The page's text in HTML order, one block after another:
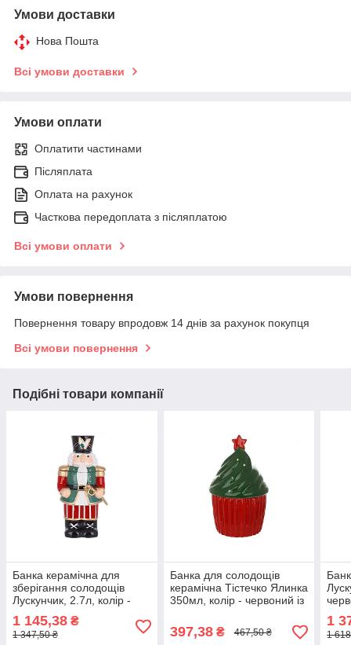
Умови доставки
Нова Пошта
Всі умови доставки
Умови оплати
Оплатити частинами
Післяплата
Оплата на рахунок
Часткова передоплата з післяплатою
Всі умови оплати
Умови повернення
Повернення товару впродовж 14 днів за рахунок покупця
Всі умови повернення
Подібні товари компанії
Банка керамічна для
зберігання солодощів
Лускунчик, 2.7л, колір -
зелений
1 145,38 ₴
1 347,50 ₴
Банка для солодощів
керамічна Тістечко Ялинка
350мл, колір - червоний із
397,38₴ 467,50 ₴
1
1